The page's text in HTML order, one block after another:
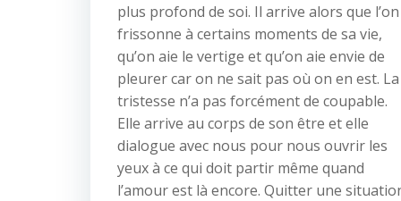
plus profond de soi. Il arrive alors que l’on
frissonne à certains moments de sa vie,
qu’on aie le vertige et qu’on aie envie de
pleurer car on ne sait pas où on en est. La
tristesse n’a pas forcément de coupable.
Elle arrive au corps de son être et elle
dialogue avec nous pour nous ouvrir les
yeux à ce qui doit partir même quand
l’amour est là encore. Quitter une